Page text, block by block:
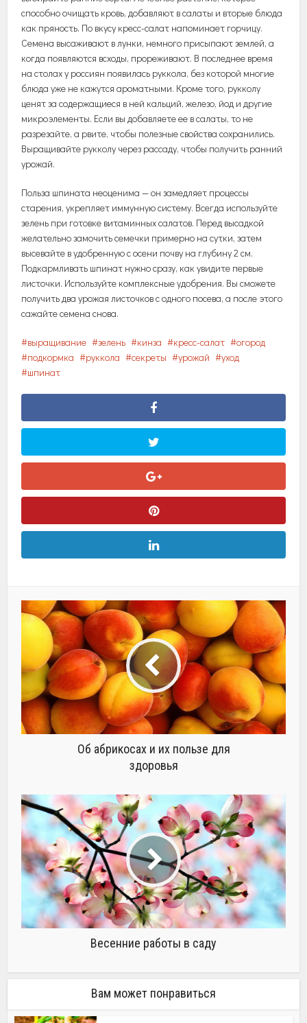
способно очищать кровь, добавляют в салаты и вторые блюда
как пряность. По вкусу кресс-салат напоминает горчицу.
Семена высаживают в лунки, немного присыпают землей, а
когда появляются всходы, прореживают. В последнее время
на столах у россиян появилась руккола, без которой многие
блюда уже не кажутся ароматными. Кроме того, рукколу
ценят за содержащиеся в ней кальций, железо, йод и другие
микроэлементы. Если вы добавляете ее в салаты, то не
разрезайте, а рвите, чтобы полезные свойства сохранились.
Выращивайте рукколу через рассаду, чтобы получить ранний
урожай.
Польза шпината неоценима — он замедляет процессы
старения, укрепляет иммунную систему. Всегда используйте
зелень при готовке витаминных салатов. Перед высадкой
желательно замочить семечки примерно на сутки, затем
высевайте в удобренную с осени почву на глубину 2 см.
Подкармливать шпинат нужно сразу, как увидите первые
листочки. Используйте комплексные удобрения. Вы сможете
получить два урожая листочков с одного посева, а после этого
сажайте семена снова.
выращивание зелень кинза кресс-салат
огород
подкормка
руккола секреты урожай
уход
шпинат
Об абрикосах и их пользе для
здоровья
Весенние работы в саду
Вам может понравиться